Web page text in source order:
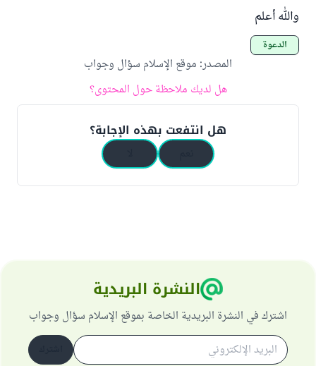
والله أعلم
الدعوة
المصدر: موقع الإسلام سؤال وجواب
هل لديك ملاحظة حول المحتوى؟
هل انتفعت بهذه الإجابة؟
النشرة البريدية
اشترك في النشرة البريدية الخاصة بموقع الإسلام سؤال وجواب